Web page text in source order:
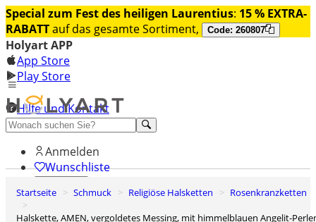
Special zum Fest des heiligen Laurentius: 15 % EXTRA-
RABATTauf das gesamte Sortiment, Code: 260807
Holyart APP
App Store
Play Store
Hilfe und Kontakt
Entdecken Sie Premium
Anmelden
Wunschliste
0
Startseite Schmuck Religiöse Halsketten
Rosenkranzketten
Halskette, AMEN, vergoldetes Messing, mit himmelblauen Angelit-Perlen